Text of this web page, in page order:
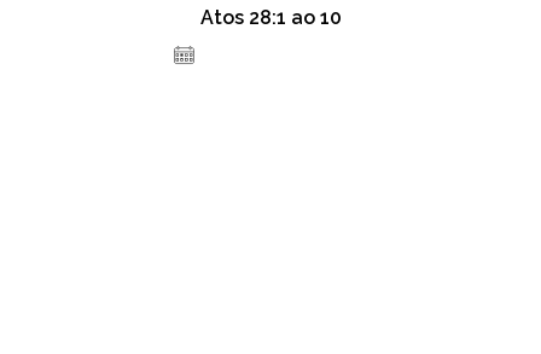
Atos 28:1 ao 10